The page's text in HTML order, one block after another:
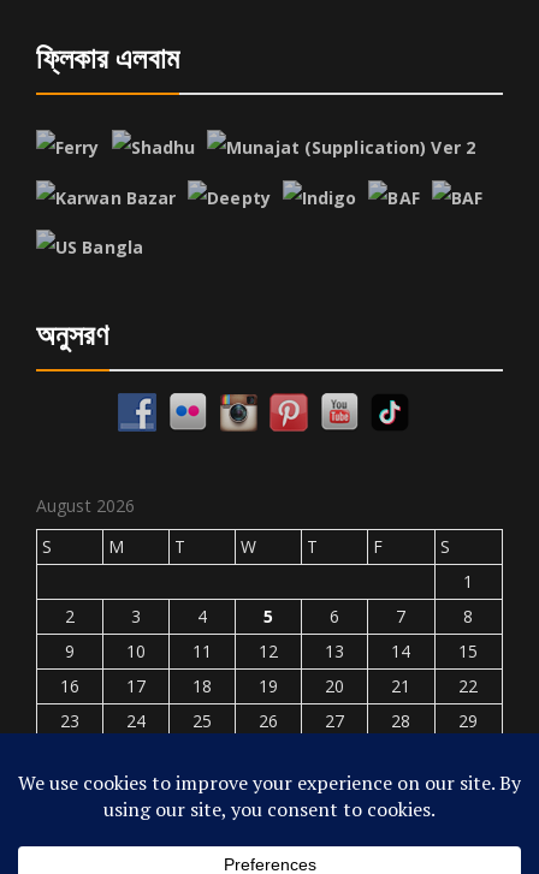
ফ্লিকার এলবাম
অনুসরণ
August 2026
S
M T W T F
S
1
2
3 4 5 6 7
8
9
10 11 12 13 14
15
16
17 18 19 20 21
22
23
24 25 26 27 28
29
« Jul